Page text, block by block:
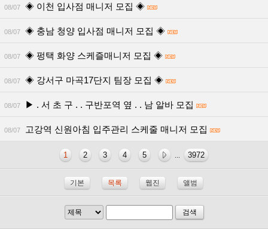
08/07 ◈ 이천 입사점 매니저 모집 ◈
08/07 ◈ 충남 청양 입사점 매니저 모집 ◈
08/07 ◈ 펑택 화양 스케즐매니저 모집 ◈
08/07 ◈ 강서구 마곡17단지 팀장 모집 ◈
08/07 ▶ . 서 초 구 . . 구반포역 옆 . . 남 알바 모집
08/07 고강역 신원아침 입주관리 스케줄 매니저 모집
1 2 3 4 5 3972
기본 목록 웹진 앨범
검색